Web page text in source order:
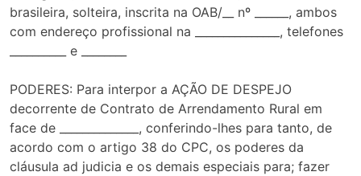
brasileira, solteira, inscrita na OAB/__ nº ______, ambos
com endereço profissional na _______________, telefones
__________ e ________
PODERES: Para interpor a AÇÃO DE DESPEJO
decorrente de Contrato de Arrendamento Rural em
face de ______________, conferindo-lhes para tanto, de
acordo com o artigo 38 do CPC, os poderes da
cláusula ad judicia e os demais especiais para; fazer